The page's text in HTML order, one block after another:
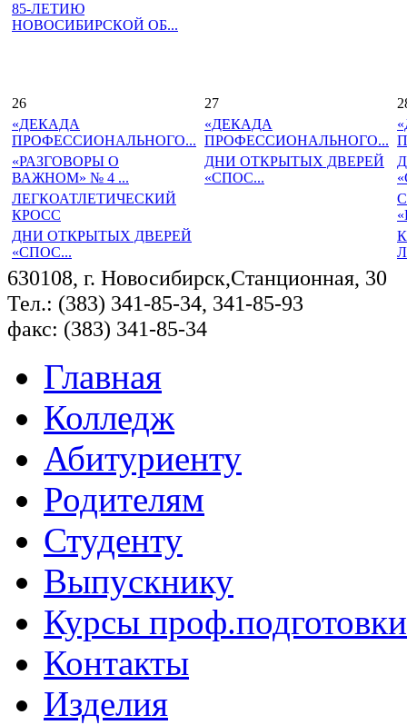
85-ЛЕТИЮ
НОВОСИБИРСКОЙ ОБ...
26
«ДЕКАДА
ПРОФЕССИОНАЛЬНОГО...
«РАЗГОВОРЫ О
ВАЖНОМ» № 4 ...
ЛЕГКОАТЛЕТИЧЕСКИЙ
КРОСС
ДНИ ОТКРЫТЫХ ДВЕРЕЙ
«СПОС...
27
«ДЕКАДА
ПРОФЕССИОНАЛЬНОГО...
ДНИ ОТКРЫТЫХ ДВЕРЕЙ
«СПОС...
630108, г. Новосибирск,Станционная, 30
Тел.: (383) 341-85-34, 341-85-93
факс: (383) 341-85-34
Главная
Колледж
Абитуриенту
Родителям
Студенту
Выпускнику
Курсы проф.подготовки
Контакты
Изделия